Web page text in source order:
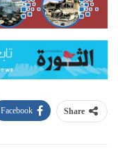
Share
Facebook